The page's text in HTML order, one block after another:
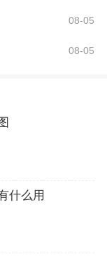
08-05
08-05
什么用